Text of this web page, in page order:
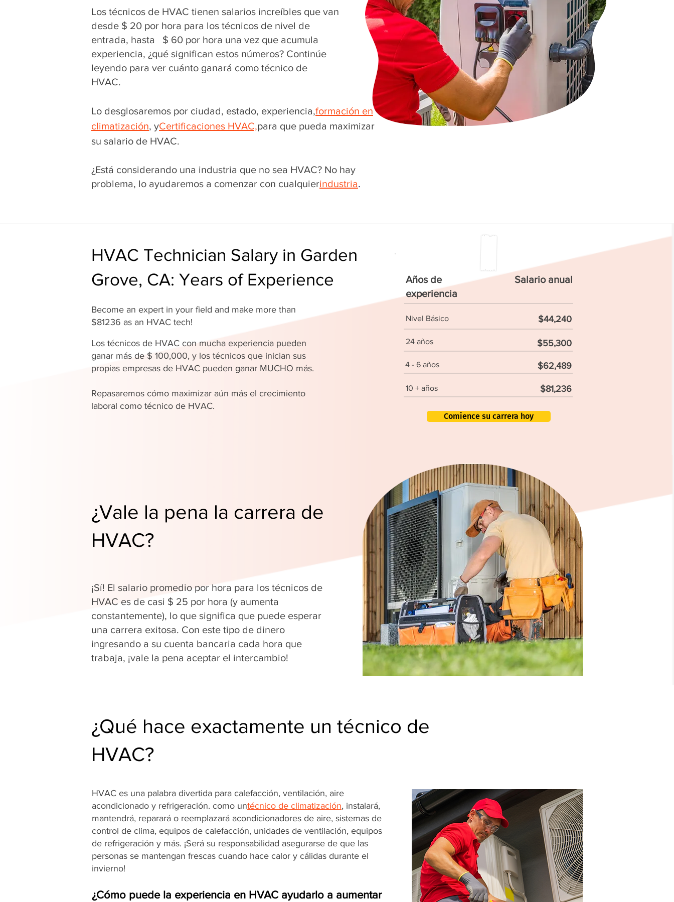
Los técnicos de HVAC tienen salarios increíbles que van
desde $ 20 por hora para los técnicos de nivel de
entrada, hasta $ 60 por hora una vez que acumula
experiencia, ¿qué significan estos números? Continúe
leyendo para ver cuánto ganará como técnico de
HVAC.
Lo desglosaremos por ciudad, estado, experiencia,formación en
climatización, yCertificaciones HVAC,para que pueda maximizar
su salario de HVAC.
¿Está considerando una industria que no sea HVAC? No hay
problema, lo ayudaremos a comenzar con cualquierindustria.
HVAC Technician Salary in Garden
Grove, CA: Years of Experience
Become an expert in your field and make more than
$81236 as an HVAC tech!
Los técnicos de HVAC con mucha experiencia pueden
ganar más de $ 100,000, y los técnicos que inician sus
propias empresas de HVAC pueden ganar MUCHO más.
Repasaremos cómo maximizar aún más el crecimiento
laboral como técnico de HVAC.
Años de
experiencia
Salario anual
Nivel Básico $44,240
24 años $55,300
4 - 6 años $62,489
10 + años $81,236
Comience su carrera hoy
¿Vale la pena la carrera de
HVAC?
¡Sí! El salario promedio por hora para los técnicos de
HVAC es de casi $ 25 por hora (y aumenta
constantemente), lo que significa que puede esperar
una carrera exitosa. Con este tipo de dinero
ingresando a su cuenta bancaria cada hora que
trabaja, ¡vale la pena aceptar el intercambio!
¿Qué hace exactamente un técnico de
HVAC?
HVAC es una palabra divertida para calefacción, ventilación, aire
acondicionado y refrigeración. como untécnico de climatización, instalará,
mantendrá, reparará o reemplazará acondicionadores de aire, sistemas de
control de clima, equipos de calefacción, unidades de ventilación, equipos
de refrigeración y más. ¡Será su responsabilidad asegurarse de que las
personas se mantengan frescas cuando hace calor y cálidas durante el
invierno!
¿Cómo puede la experiencia en HVAC ayudarlo a aumentar